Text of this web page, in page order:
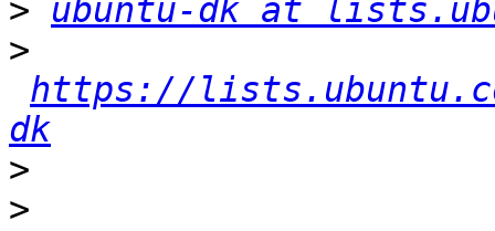
>
ubuntu-dk at
>
https://
dk
>
>